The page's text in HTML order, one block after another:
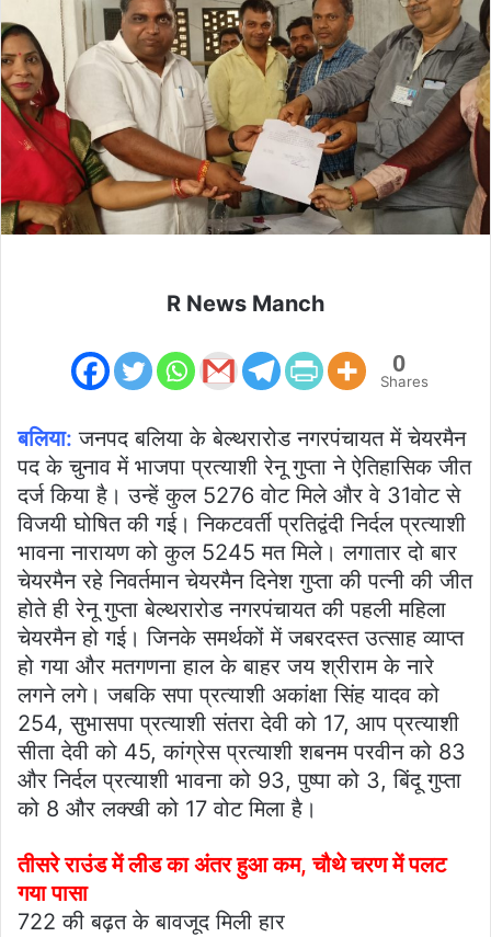
R News Manch
0
Shares
बलिया: जनपद बलिया के बेल्थरारोड नगरपंचायत में चेयरमैन
पद के चुनाव में भाजपा प्रत्याशी रेनू गुप्ता ने ऐतिहासिक जीत
दर्ज किया है। उन्हें कुल 5276 वोट मिले और वे 31वोट से
विजयी घोषित की गई। निकटवर्ती प्रतिद्वंदी निर्दल प्रत्याशी
भावना नारायण को कुल 5245 मत मिले। लगातार दो बार
चेयरमैन रहे निवर्तमान चेयरमैन दिनेश गुप्ता की पत्नी की जीत
होते ही रेनू गुप्ता बेल्थरारोड नगरपंचायत की पहली महिला
चेयरमैन हो गई। जिनके समर्थकों में जबरदस्त उत्साह व्याप्त
हो गया और मतगणना हाल के बाहर जय श्रीराम के नारे
लगने लगे। जबकि सपा प्रत्याशी अकांक्षा सिंह यादव को
254, सुभासपा प्रत्याशी संतरा देवी को 17, आप प्रत्याशी
सीता देवी को 45, कांग्रेस प्रत्याशी शबनम परवीन को 83
और निर्दल प्रत्याशी भावना को 93, पुष्पा को 3, बिंदू गुप्ता
को 8 और लक्खी को 17 वोट मिला है।
तीसरे राउंड में लीड का अंतर हुआ कम, चौथे चरण में पलट
गया पासा
722 की बढ़त के बावजूद मिली हार